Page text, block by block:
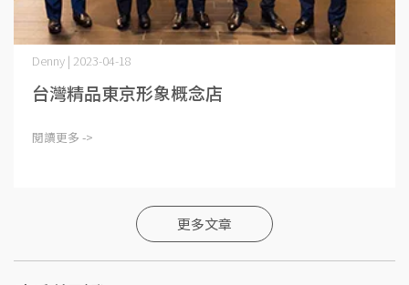
Denny | 2023-04-18
台灣精品東京形象概念店
閱讀更多 ->
更多文章